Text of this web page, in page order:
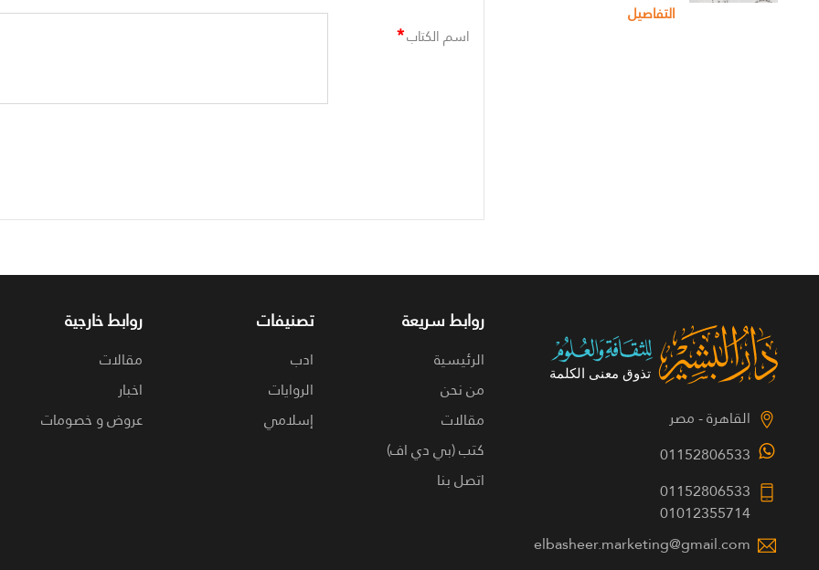
التفاصيل
اسم الكتاب*
القاهرة - مصر
01152806533
01152806533
01012355714
elbasheer.marketing@gmail.com
روابط سريعة
الرئيسية
من نحن
مقالات
كتب (بي دي اف)
اتصل بنا
تصنيفات
ادب
الروايات
إسلامي
روابط خارجية
مقالات
اخبار
عروض و خصومات